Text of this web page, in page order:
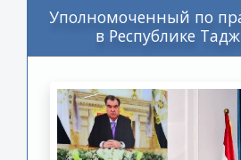
Уполномоченный по
в Республике